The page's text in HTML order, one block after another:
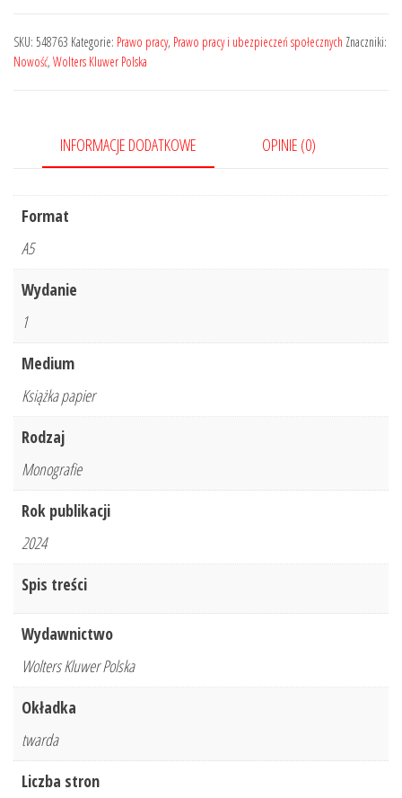
reżimu
zatrudnienia
służby
cywilnej
SKU: 548763 Kategorie: Prawo pracy, Prawo pracy i ubezpieczeń społecznych Znaczniki:
Nowość, Wolters Kluwer Polska
INFORMACJE DODATKOWE OPINIE (0)
Format
A5
Wydanie
1
Medium
Książka papier
Rodzaj
Monografie
Rok publikacji
2024
Spis treści
Wydawnictwo
Wolters Kluwer Polska
Okładka
twarda
Liczba stron